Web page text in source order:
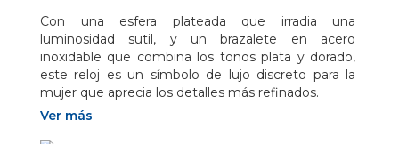
Con una esfera plateada que irradia una
luminosidad sutil, y un brazalete en acero
inoxidable que combina los tonos plata y dorado,
este reloj es un símbolo de lujo discreto para la
mujer que aprecia los detalles más refinados.
Características destacadas:
Ver más